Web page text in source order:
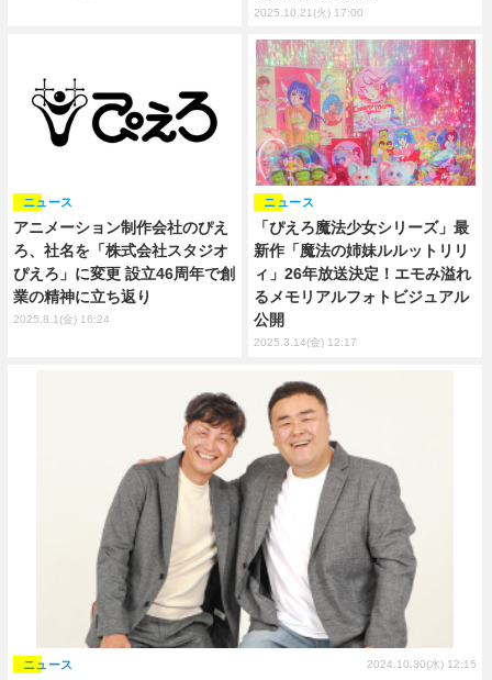
2025.10.21(火) 17:00
アニメーション制作会社のぴえ
ろ、社名を「株式会社スタジオ
ぴえろ」に変更 設立46周年で創
業の精神に立ち返り
ニュース
2025.8.1(金) 16:24
「ぴえろ魔法少女シリーズ」最
新作「魔法の姉妹ルルットリリ
ィ」26年放送決定！エモみ溢れ
るメモリアルフォトビジュアル
公開
ニュース
2025.3.14(金) 12:17
ニュース 2024.10.30(水) 12:15